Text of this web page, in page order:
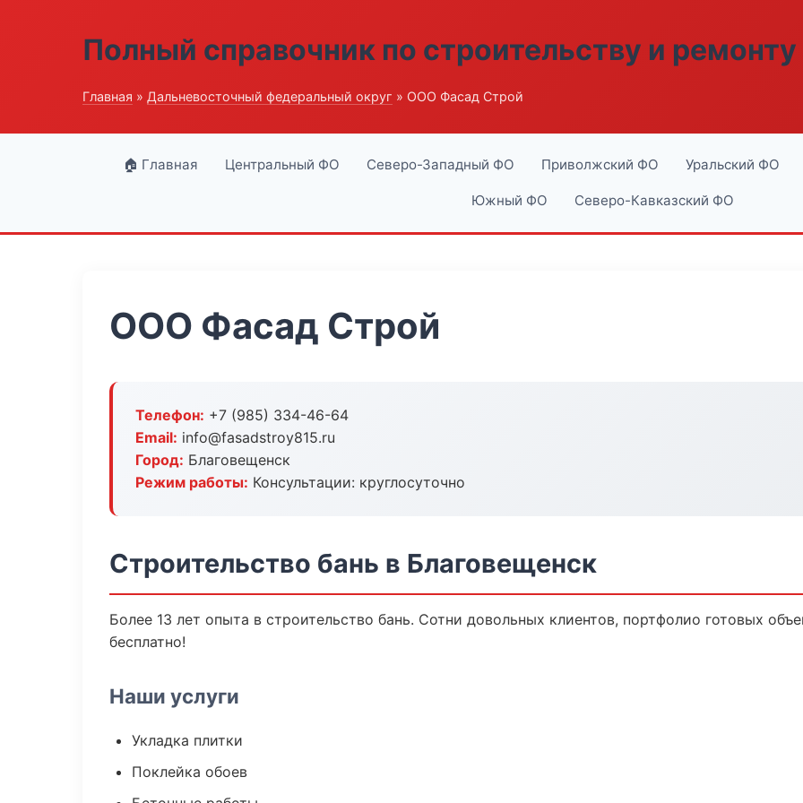
Полный справочник по строительству и ремонту
Главная » Дальневосточный федеральный округ » ООО Фасад Строй
🏠 Главная Центральный ФО Северо-Западный ФО Приволжский ФО Уральский ФО
Южный ФО Северо-Кавказский ФО
ООО Фасад Строй
Телефон: +7 (985) 334-46-64
Email: info@fasadstroy815.ru
Город: Благовещенск
Режим работы: Консультации: круглосуточно
Строительство бань в Благовещенск
Более 13 лет опыта в строительство бань. Сотни довольных клиентов, портфолио готовых
бесплатно!
Наши услуги
Укладка плитки
Поклейка обоев